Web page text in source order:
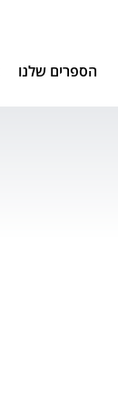
הספרים שלנו